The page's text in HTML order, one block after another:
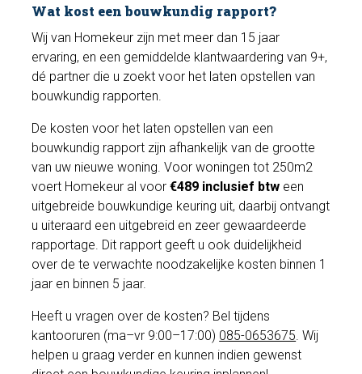
Wat kost een bouwkundig rapport?
Wij van Homekeur zijn met meer dan 15 jaar
ervaring, en een gemiddelde klantwaardering van 9+,
dé partner die u zoekt voor het laten opstellen van
bouwkundig rapporten.
De kosten voor het laten opstellen van een
bouwkundig rapport zijn afhankelijk van de grootte
van uw nieuwe woning. Voor woningen tot 250m2
voert Homekeur al voor€489 inclusief btw een
uitgebreide bouwkundige keuring uit, daarbij ontvangt
u uiteraard een uitgebreid en zeer gewaardeerde
rapportage. Dit rapport geeft u ook duidelijkheid
over de te verwachte noodzakelijke kosten binnen 1
jaar en binnen 5 jaar.
Heeft u vragen over de kosten? Bel tijdens
kantooruren (ma–vr 9:00–17:00) 085-0653675 . Wij
helpen u graag verder en kunnen indien gewenst